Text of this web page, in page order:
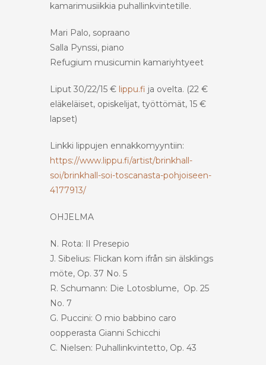
kamarimusiikkia puhallinkvintetille.
Mari Palo, sopraano
Salla Pynssi, piano
Refugium musicumin kamariyhtyeet
Liput 30/22/15 € lippu.fi ja ovelta. (22 €
eläkeläiset, opiskelijat, työttömät, 15 €
lapset)
Linkki lippujen ennakkomyyntiin:
https://www.lippu.fi/artist/brinkhall-
soi/brinkhall-soi-toscanasta-pohjoiseen-
4177913/
OHJELMA
N. Rota: Il Presepio
J. Sibelius: Flickan kom ifrån sin älsklings
möte, Op. 37 No. 5
R. Schumann: Die Lotosblume, Op. 25
No. 7
G. Puccini: O mio babbino caro
oopperasta Gianni Schicchi
C. Nielsen: Puhallinkvintetto, Op. 43